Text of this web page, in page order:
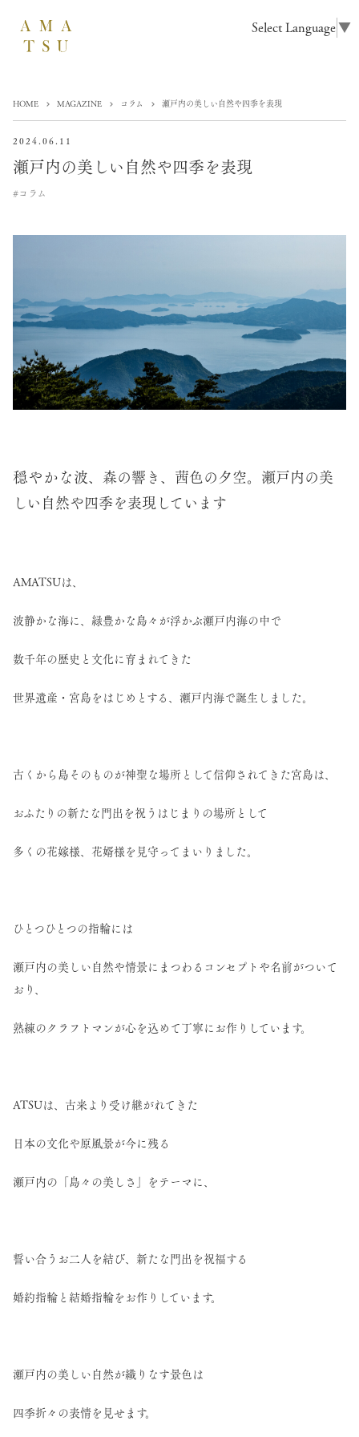
Select Language▼
HOME MAGAZINE コラム 瀬戸内の美しい自然や四季を表現
2024.06.11
瀬戸内の美しい自然や四季を表現
#コラム
穏やかな波、森の響き、茜色の夕空。瀬戸内の美
しい自然や四季を表現しています
AMATSUは、
波静かな海に、緑豊かな島々が浮かぶ瀬戸内海の中で
数千年の歴史と文化に育まれてきた
世界遺産・宮島をはじめとする、瀬戸内海で誕生しました。
古くから島そのものが神聖な場所として信仰されてきた宮島は、
おふたりの新たな門出を祝うはじまりの場所として
多くの花嫁様、花婿様を見守ってまいりました。
ひとつひとつの指輪には
瀬戸内の美しい自然や情景にまつわるコンセプトや名前がついて
おり、
熟練のクラフトマンが心を込めて丁寧にお作りしています。
ATSUは、古来より受け継がれてきた
日本の文化や原風景が今に残る
瀬戸内の「島々の美しさ」をテーマに、
誓い合うお二人を結び、新たな門出を祝福する
婚約指輪と結婚指輪をお作りしています。
瀬戸内の美しい自然が織りなす景色は
四季折々の表情を見せます。